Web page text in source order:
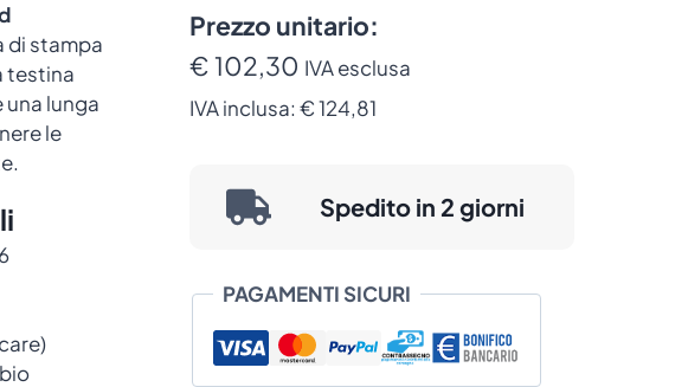
di stampa
testina
una lunga
le
Prezzo unitario:
€ 102,30 IVA esclusa
IVA inclusa: € 124,81
Spedito in 2 giorni
PAGAMENTI SICURI